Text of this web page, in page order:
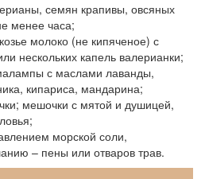
семян крапивы, овсяных
менее часа;
молоко (не кипяченое) с
нескольких капель валерианки;
с маслами лаванды,
кипариса, мандарина;
мешочки с мятой и душицей,
морской соли,
– пены или отваров трав.